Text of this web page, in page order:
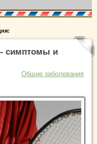
симптомы и
Общие заболевания